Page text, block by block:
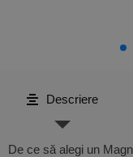
Descriere
De ce să alegi un